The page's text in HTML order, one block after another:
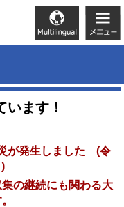
います！
が発生しま した (令
の継続にも関わる大